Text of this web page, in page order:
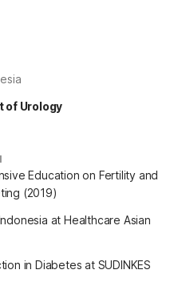
of Urology
Education on Fertility and
(2019)
at Healthcare Asian
in Diabetes at SUDINKES